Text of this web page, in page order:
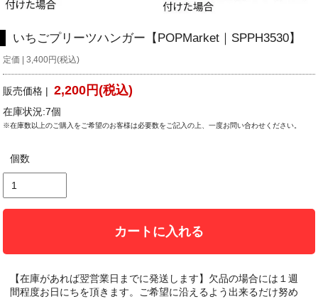
いちごプリーツハンガー【POPMarket｜SPPH3530】
定価 | 3,400円(税込)
販売価格 |2,200円(税込)
在庫状況:7個
※在庫数以上のご購入をご希望のお客様は必要数をご記入の上、一度お問い合わせください。
個数
カートに入れる
【在庫があれば翌営業日までに発送します】欠品の場合には１週
間程度お日にちを頂きます。ご希望に沿えるよう出来るだけ努め